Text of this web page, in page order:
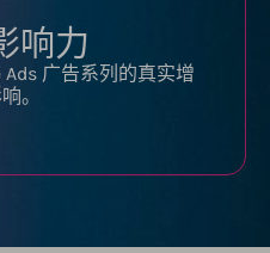
响力
广告系列的真实增
。